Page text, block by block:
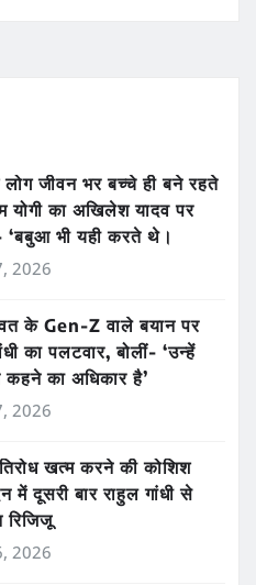
जीवन भर बच्चे ही बने रहते
योगी का अखिलेश यादव पर
भी यही करते थे।
2026
के Gen-Z वाले बयान पर
का पलटवार, बोलीं- ‘उन्हें
कहने का अधिकार है’
2026
खत्म करने की कोशिश
में दूसरी बार राहुल गांधी से
रिजिजू
2026